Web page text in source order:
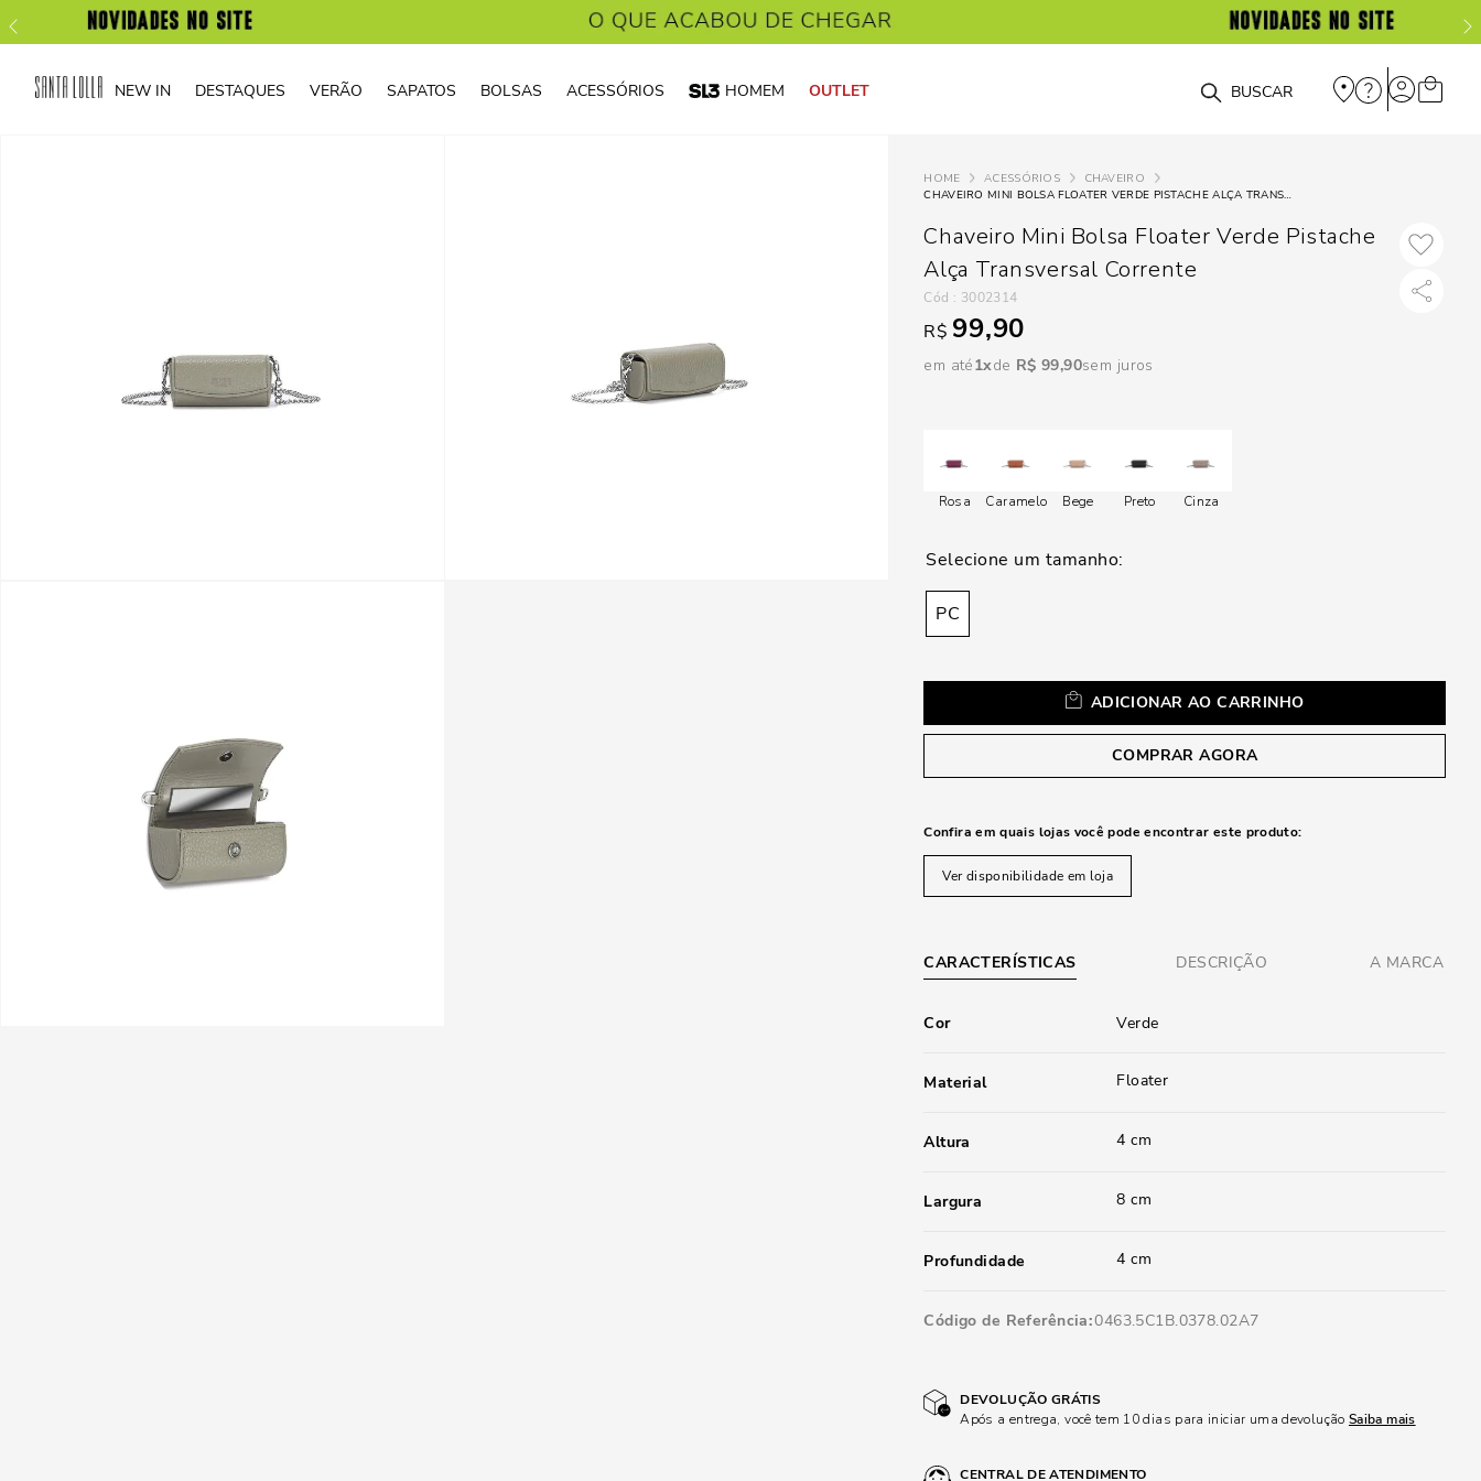
NEW IN DESTAQUES VERÃO SAPATOS BOLSAS ACESSÓRIOS HOMEM OUTLET O que você está procurando?
ACESSÓRIOS
CHAVEIRO
CHAVEIRO MINI BOLSA FLOATER VERDE PISTACHE ALÇA TRANSVERSAL CORRENTE
Chaveiro Mini Bolsa Floater Verde Pistache
Alça Transversal Corrente
: 3002314
R$ 99,90
em até1 R$ 99,90sem juros
Rosa Caramelo Bege Preto Cinza
PC
ADICIONAR AO CARRINHO
COMPRAR AGORA
Confira em quais lojas você pode encontrar este produto:
Ver disponibilidade em loja
CARACTERÍSTICAS DESCRIÇÃO A MARCA
Cor Verde
Material Floater
Altura 4 cm
Largura 8 cm
Profundidade 4 cm
Código de Referência 0463.5C1B.0378.02A7
DEVOLUÇÃO GRÁTIS
Após a entrega, você tem 10 dias para iniciar uma devolução Saiba mais
CENTRAL DE ATENDIMENTO